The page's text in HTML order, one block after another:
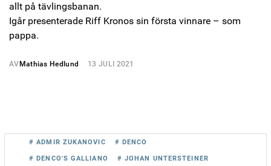
allt på tävlingsbanan.
Igår presenterade Riff Kronos sin första vinnare – som
pappa.
AV Mathias Hedlund 13 JULI 2021
# ADMIR ZUKANOVIC # DENCO
# DENCO'S GALLIANO # JOHAN UNTERSTEINER